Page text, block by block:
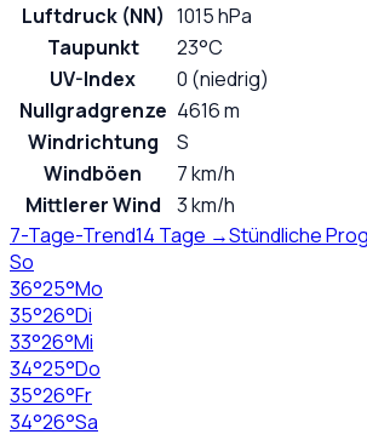
Luftdruck (NN) 1015 hPa
Taupunkt
23°C
UV-Index
0 (niedrig)
Nullgradgrenze 4616 m
Windrichtung
S
Windböen
7 km/h
Mittlerer Wind
3 km/h
7-Tage-Trend14 Tage →Stündliche
So
36°25°Mo
35°26°Di
33°26°Mi
34°25°Do
35°26°Fr
34°26°Sa